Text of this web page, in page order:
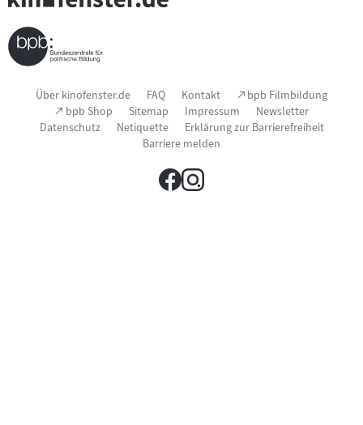
Seitenfußnavigation
Über kinofenster.de FAQ Kontakt (Link
öffnet
im
neuen
bpb Filmbildung
(Link
öffnet
im
bpb Shop Sitemap Impressum
Newsletter
Datenschutz
Netiquette
Erklärung zur Barrierefreiheit
Barriere melden